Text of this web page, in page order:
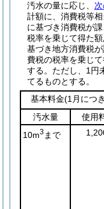
汚水の量に応じ、
計額に、消費税等
に基づき消費税が
税率を乗じて得た
基づき地方消費税
費税の税率を乗じ
する。 ただし、1円
てるものとする。
基本料金(1月につ
汚水量
使用
10m3 まで